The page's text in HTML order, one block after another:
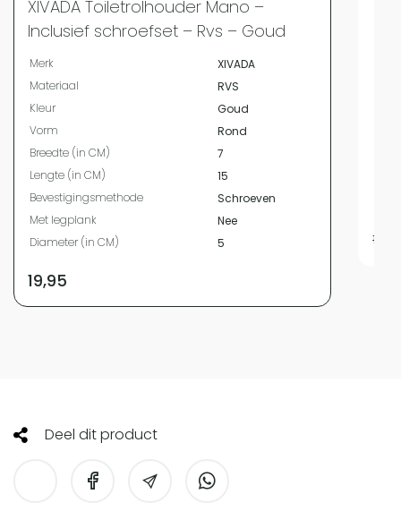
XIVADA Toiletrolhouder Mano –
Inclusief schroefset – Rvs – Goud
Merk
XIVADA
Materiaal
RVS
Kleur
Goud
Vorm
Rond
Breedte (in CM)
7
Lengte (in CM)
15
Bevestigingsmethode
Schroeven
Met legplank
Nee
Diameter (in CM)
5
19,95
14,95
Deel dit product